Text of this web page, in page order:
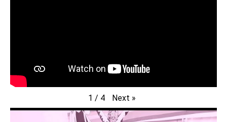
1 / 4 Next »